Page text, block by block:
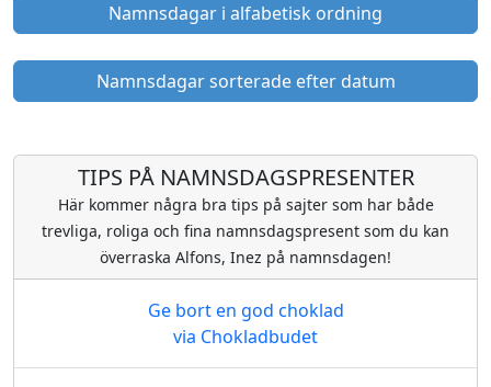
Namnsdagar i alfabetisk ordning
Namnsdagar sorterade efter datum
TIPS PÅ NAMNSDAGSPRESENTER
Här kommer några bra tips på sajter som har både
trevliga, roliga och fina namnsdagspresent som du kan
överraska Alfons, Inez på namnsdagen!
Ge bort en god choklad
via Chokladbudet